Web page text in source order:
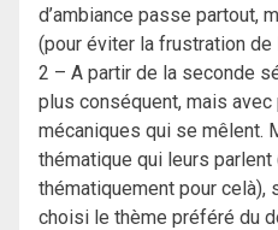
d’ambiance passe partout,
(pour éviter la frustration de
2 – A partir de la seconde
plus conséquent, mais
mécaniques qui se mêlent.
thématique qui leurs parlent
thématiquement pour celà),
choisi le thème préféré du